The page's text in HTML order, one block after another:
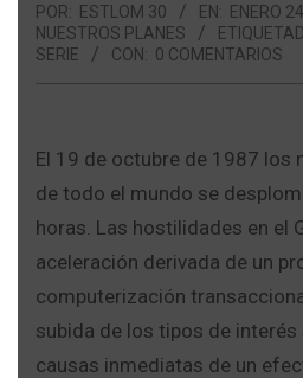
POR: ESTLOM 30 EN: ENERO
NUESTROS PLANES
SERIE
CON: 0 COMENTARIOS
El 19 de octubre de 1987 los
de todo el mundo se
horas. Las hostilidades en el
aceleración derivada de un
computerización
subida de los tipos de
causas inmediatas de un